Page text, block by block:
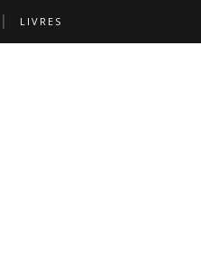
LIVRES